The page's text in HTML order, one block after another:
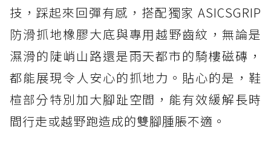
技，踩起來回彈有感，搭配獨家 ASICSGRIP
防滑抓地橡膠大底與專用越野齒紋，無論是
濕滑的陡峭山路還是雨天都市的騎樓磁磚，
都能展現令人安心的抓地力。貼心的是，鞋
楦部分特別加大腳趾空間，能有效緩解長時
間行走或越野跑造成的雙腳腫脹不適。